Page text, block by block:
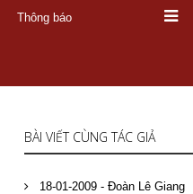
Thông báo
BÀI VIẾT CÙNG TÁC GIẢ
18-01-2009 - Đoàn Lê Giang